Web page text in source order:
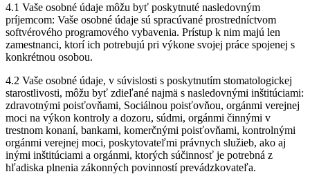
4.1 Vaše osobné údaje môžu byť poskytnuté nasledovným
príjemcom: Vaše osobné údaje sú spracúvané prostredníctvom
softvérového programového vybavenia. Prístup k nim majú len
zamestnanci, ktorí ich potrebujú pri výkone svojej práce spojenej s
konkrétnou osobou.
4.2 Vaše osobné údaje, v súvislosti s poskytnutím stomatologickej
starostlivosti, môžu byť zdieľané najmä s nasledovnými inštitúciami:
zdravotnými poisťovňami, Sociálnou poisťovňou, orgánmi verejnej
moci na výkon kontroly a dozoru, súdmi, orgánmi činnými v
trestnom konaní, bankami, komerčnými poisťovňami, kontrolnými
orgánmi verejnej moci, poskytovateľmi právnych služieb, ako aj
inými inštitúciami a orgánmi, ktorých súčinnosť je potrebná z
hľadiska plnenia zákonných povinností prevádzkovateľa.